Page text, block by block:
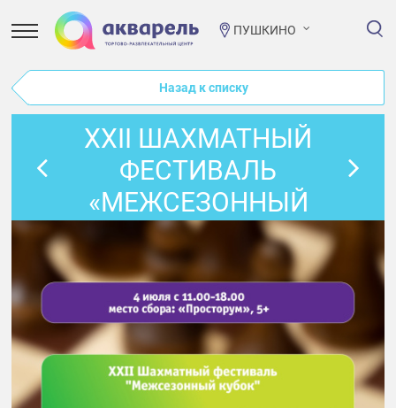
ПУШКИНО
Назад к списку
XXII ШАХМАТНЫЙ
ФЕСТИВАЛЬ
«МЕЖСЕЗОННЫЙ
КУБОК»